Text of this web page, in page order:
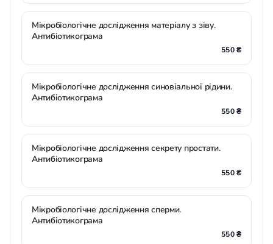
Мікробіологічне дослідження матеріалу з зіву.
Антибіотикограма
550 ₴
Мікробіологічне дослідження синовіальної рідини.
Антибіотикограма
550 ₴
Мікробіологічне дослідження секрету простати.
Антибіотикограма
550 ₴
Мікробіологічне дослідження сперми.
Антибіотикограма
550 ₴